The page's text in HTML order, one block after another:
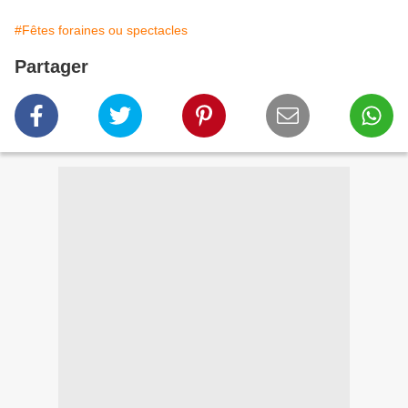
#Fêtes foraines ou spectacles
Partager